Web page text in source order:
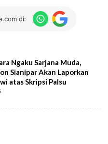
di:
Ngaku Sarjana Muda,
Sianipar Akan Laporkan
atas Skripsi Palsu